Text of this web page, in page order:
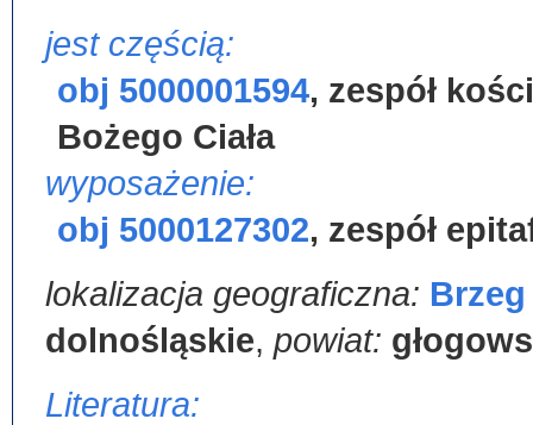
jest częścią:
obj 5000001594, zespół
Bożego Ciała
wyposażenie:
obj 5000127302, zespół
lokalizacja geograficzna:
dolnośląskie, powiat:
Literatura: